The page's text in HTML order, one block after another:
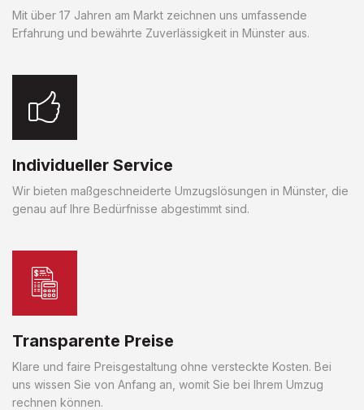
Mit über 17 Jahren am Markt zeichnen uns umfassende
Erfahrung und bewährte Zuverlässigkeit in Münster aus.
Individueller Service
Wir bieten maßgeschneiderte Umzugslösungen in Münster, die
genau auf Ihre Bedürfnisse abgestimmt sind.
Transparente Preise
Klare und faire Preisgestaltung ohne versteckte Kosten. Bei
uns wissen Sie von Anfang an, womit Sie bei Ihrem Umzug
rechnen können.